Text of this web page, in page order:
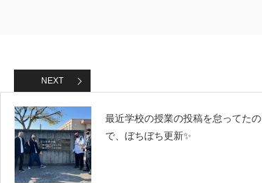
NEXT
最近学校の授業の投稿を怠ってたの
で、ぼちぼち更新✨